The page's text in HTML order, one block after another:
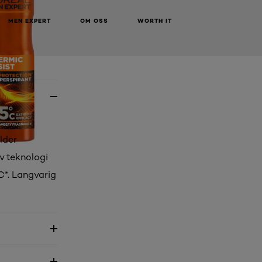
MEN EXPERT OM OSS WORTH IT
teknologi
Langvarig